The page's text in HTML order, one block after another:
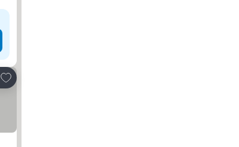
Přidat na seznam oblíbených hotelů